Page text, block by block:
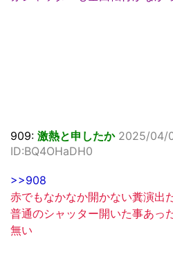
909: 激熱と申したか 2025/04/
ID:BQ4OHaDH0
>>908
赤でもなかなか開かない糞演出
普通のシャッター開いた事あっ
無い